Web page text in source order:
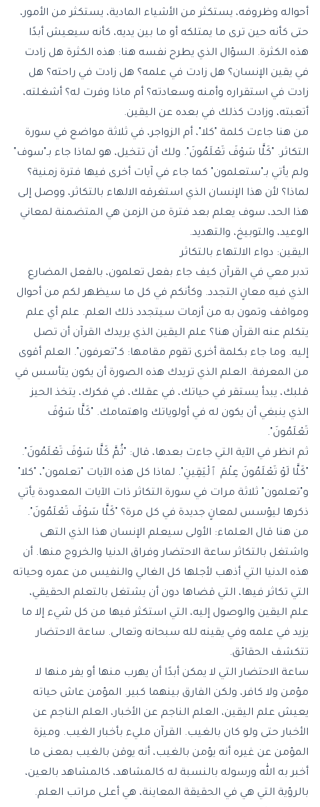
أحواله وظروفه، يستكثر من الأشياء المادية، يستكثر من الأمور،
حتى كأنه حين ترى ما يمتلكه أو ما بين يديه، كأنه سيعيش أبدًا
هذه الكثرة. السؤال الذي يطرح نفسه هنا: هذه الكثرة هل زادت
في يقين الإنسان؟ هل زادت في علمه؟ هل زادت في راحته؟ هل
زادت في استقراره وأمنه وسعادته؟ أم ماذا وفرت له؟ أشغلته،
أتعبته، وزادت كذلك في بعده عن اليقين.
من هنا جاءت كلمة "كلا"، أم الزواجر، في ثلاثة مواضع في سورة
التكاثر. "كَلَّا سَوْفَ تَعْلَمُونَ". ولك أن تتخيل، هو لماذا جاء بـ"سوف"
ولم يأتي بـ"ستعلمون" كما جاء في آيات أخرى فيها فترة زمنية؟
لماذا؟ لأن هذا الإنسان الذي استغرقه الالهاء بالتكاثر، ووصل إلى
هذا الحد، سوف يعلم بعد فترة من الزمن هي المتضمنة لمعاني
الوعيد، والتوبيخ، والتهديد.
اليقين: دواء الالتهاء بالتكاثر
تدبر معي في القرآن كيف جاء بفعل تعلمون، بالفعل المضارع
الذي فيه معانٍ التجدد. وكأنكم في كل ما سيظهر لكم من أحوال
ومواقف وتمون به من أزمات سيتجدد ذلك العلم. علم أي علم
يتكلم عنه القرآن هنا؟ علم اليقين الذي يريدك القرآن أن تصل
إليه. وما جاء بكلمة أخرى تقوم مقامها: كـ"تعرفون". العلم أقوى
من المعرفة. العلم الذي تريدك هذه الصورة أن يكون يتأسس في
قلبك، يبدأ يستقر في حياتك، في عقلك، في فكرك، يتخذ الحيز
الذي ينبغي أن يكون له في أولوياتك واهتمامك. "كَلَّا سَوْفَ
تَعْلَمُونَ".
ثم انظر في الآية التي جاءت بعدها، قال: "ثُمَّ كَلَّا سَوْفَ تَعْلَمُونَ".
"كَلَّا لَوْ تَعْلَمُونَ عِلْمَ ٱلْيَقِينِ". لماذا كل هذه الآيات "تعلمون"، "كلا"
و"تعلمون" ثلاثة مرات في سورة التكاثر ذات الآيات المعدودة يأتي
ذكرها ليؤسس لمعانٍ جديدة في كل مرة؟ "كَلَّا سَوْفَ تَعْلَمُونَ".
من هنا قال العلماء: الأولى سيعلم الإنسان هذا الذي التهى
واشتغل بالتكاثر ساعة الاحتضار وفراق الدنيا والخروج منها. أن
هذه الدنيا التي أذهب لأجلها كل الغالي والنفيس من عمره وحياته
التي تكاثر فيها، التي قضاها دون أن يشتغل بالتعلم الحقيقي،
علم اليقين والوصول إليه، التي استكثر فيها من كل شيء إلا ما
يزيد في علمه وفي يقينه لله سبحانه وتعالى. ساعة الاحتضار
تتكشف الحقائق.
ساعة الاحتضار التي لا يمكن أبدًا أن يهرب منها أو يفر منها لا
مؤمن ولا كافر، ولكن الفارق بينهما كبير. المؤمن عاش حياته
يعيش علم اليقين، العلم الناجم عن الأخبار، العلم الناجم عن
الأخبار حتى ولو كان بالغيب. القرآن مليء بأخبار الغيب. وميزة
المؤمن عن غيره أنه يؤمن بالغيب، أنه يوقن بالغيب بمعنى ما
أخبر به الله ورسوله بالنسبة له كالمشاهد، كالمشاهد بالعين،
بالرؤية التي هي في الحقيقة المعاينة، هي أعلى مراتب العلم.